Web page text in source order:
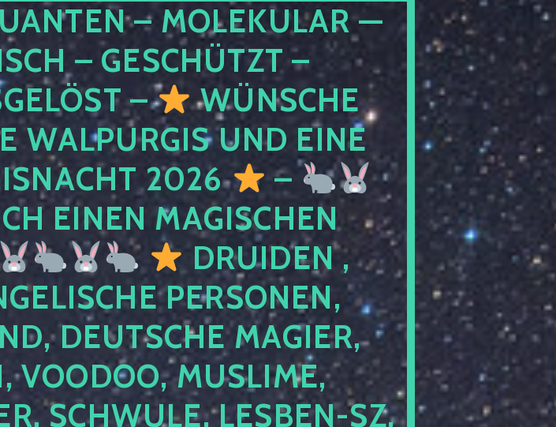
– MOLEKULAR —
– GESCHÜTZT –
–
WÜNSCHE
WALPURGIS UND EINE
2026
–
EINEN MAGISCHEN
DRUIDEN ,
PERSONEN,
DEUTSCHE MAGIER,
VOODOO, MUSLIME,
SCHWULE, LESBEN-SZ,